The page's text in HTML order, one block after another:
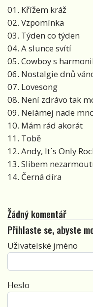
01. Křížem kráž
02. Vzpomínka
03. Týden co týden
04. A slunce svítí
05. Cowboy s
06. Nostalgie dnů
07. Lovesong
08. Není zdrávo tak
09. Nelámej nade
10. Mám rád akorát
11. Tobě
12. Andy, It´s Only
13. Slibem
14. Černá díra
Žádný komentář
Přihlaste se, abyste
Uživatelské jméno
Heslo